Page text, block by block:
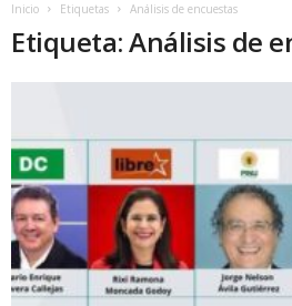
Inicio Etiquetas Análisis de encuestas
Etiqueta: Análisis de